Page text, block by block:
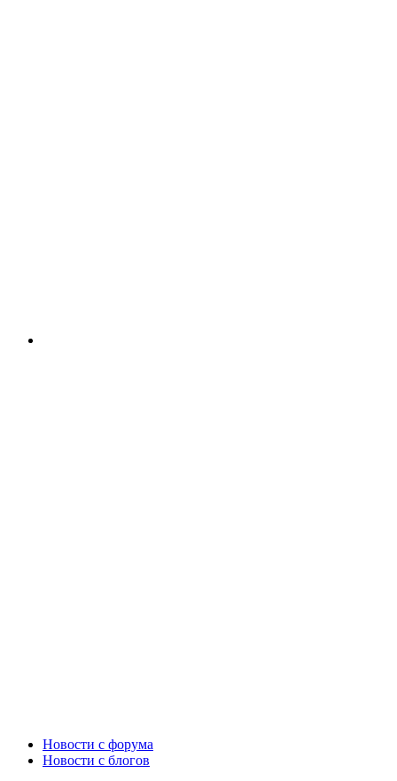
Новости c форума
Новости с блогов